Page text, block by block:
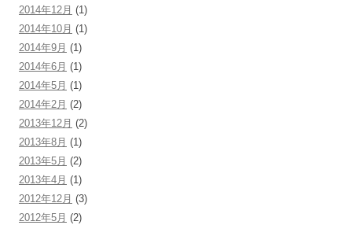
2014年12月 (1)
2014年10月 (1)
2014年9月 (1)
2014年6月 (1)
2014年5月 (1)
2014年2月 (2)
2013年12月 (2)
2013年8月 (1)
2013年5月 (2)
2013年4月 (1)
2012年12月 (3)
2012年5月 (2)